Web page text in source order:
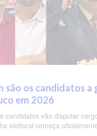
são os candidatos
em 2026
candidatos vão disputar
eleitoral começa